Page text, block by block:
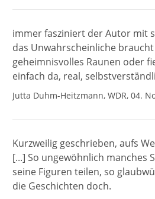
immer fasziniert der Autor mit
das Unwahrscheinliche
geheimnisvolles Raunen oder
einfach da, real,
Jutta Duhm-Heitzmann, WDR, 04.
Kurzweilig geschrieben, aufs
[...] So ungewöhnlich manches
seine Figuren teilen, so
die Geschichten doch.